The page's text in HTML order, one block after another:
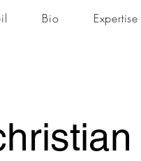
Bio Expertise